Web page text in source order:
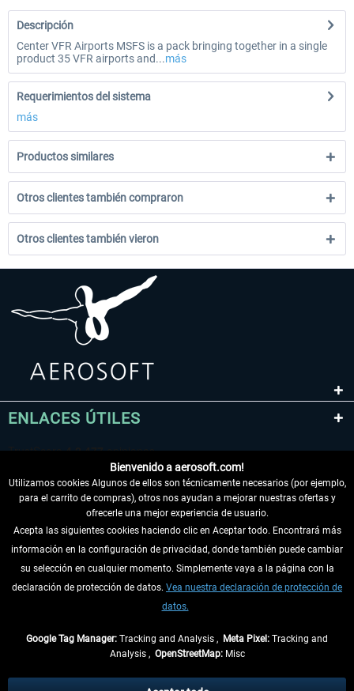
Descripción
Center VFR Airports MSFS is a pack bringing together in a single
product 35 VFR airports and...más
Requerimientos del sistema
más
Productos similares
Otros clientes también compraron
Otros clientes también vieron
ENLACES ÚTILES
DESISTIR DEL CONTRATO
INFORMACIÓN
Bienvenido a aerosoft.com!
Utilizamos cookies Algunos de ellos son técnicamente necesarios (por ejemplo,
para el carrito de compras), otros nos ayudan a mejorar nuestras ofertas y
ofrecerle una mejor experiencia de usuario.
Acepta las siguientes cookies haciendo clic en Aceptar todo. Encontrará más
información en la configuración de privacidad, donde también puede cambiar
su selección en cualquier momento. Simplemente vaya a la página con la
declaración de protección de datos. Vea nuestra declaración de protección de
datos.
Google Tag Manager: Tracking and Analysis , Meta Pixel: Tracking and
Analysis , OpenStreetMap:Misc